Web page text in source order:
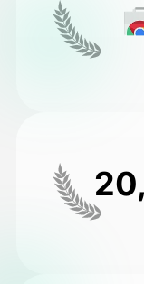
ఇతర